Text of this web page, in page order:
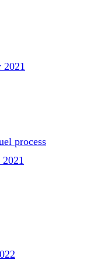
2021
process